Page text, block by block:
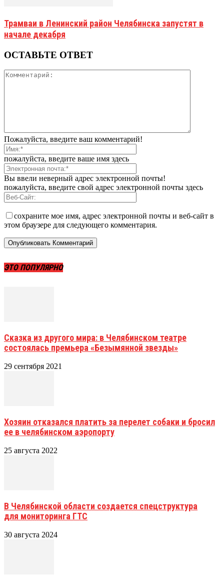
Трамваи в Ленинский район Челябинска запустят в
начале декабря
ОСТАВЬТЕ ОТВЕТ
Пожалуйста, введите ваш комментарий!
пожалуйста, введите ваше имя здесь
Вы ввели неверный адрес электронной почты!
пожалуйста, введите свой адрес электронной почты здесь
сохраните мое имя, адрес электронной почты и веб-сайт в
этом браузере для следующего комментария.
ЭТО ПОПУЛЯРНО
Сказка из другого мира: в Челябинском театре
состоялась премьера «Безымянной звезды»
29 сентября 2021
Хозяин отказался платить за перелет собаки и бросил
ее в челябинском аэропорту
25 августа 2022
В Челябинской области создается спецструктура
для мониторинга ГТС
30 августа 2024